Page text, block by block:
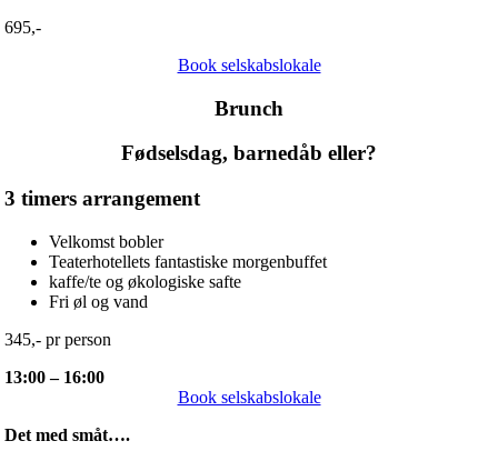
695,-
Book selskabslokale
Brunch
Fødselsdag, barnedåb eller?
3 timers arrangement
Velkomst bobler
Teaterhotellets fantastiske morgenbuffet
kaffe/te og økologiske safte
Fri øl og vand
345,- pr person
13:00 – 16:00
Book selskabslokale
Det med småt….